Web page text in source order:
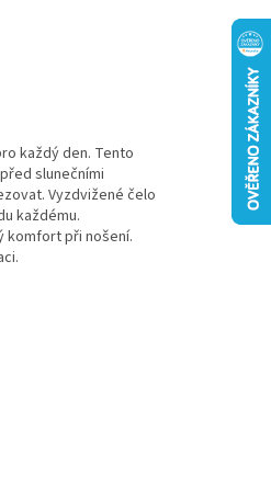
každý den. Tento
slunečními
Vyzdvižené čelo
každému.
komfort při nošení.